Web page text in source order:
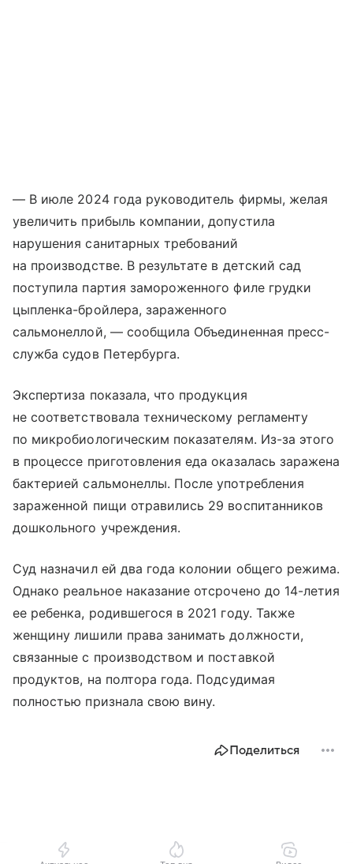
— В июле 2024 года руководитель фирмы, желая
увеличить прибыль компании, допустила
нарушения санитарных требований
на производстве. В результате в детский сад
поступила партия замороженного филе грудки
цыпленка-бройлера, зараженного
сальмонеллой, — сообщила Объединенная пресс-
служба судов Петербурга.
Экспертиза показала, что продукция
не соответствовала техническому регламенту
по микробиологическим показателям. Из-за этого
в процессе приготовления еда оказалась заражена
бактерией сальмонеллы. После употребления
зараженной пищи отравились 29 воспитанников
дошкольного учреждения.
Суд назначил ей два года колонии общего режима.
Однако реальное наказание отсрочено до 14-летия
ее ребенка, родившегося в 2021 году. Также
женщину лишили права занимать должности,
связанные с производством и поставкой
продуктов, на полтора года. Подсудимая
полностью признала свою вину.
Поделиться